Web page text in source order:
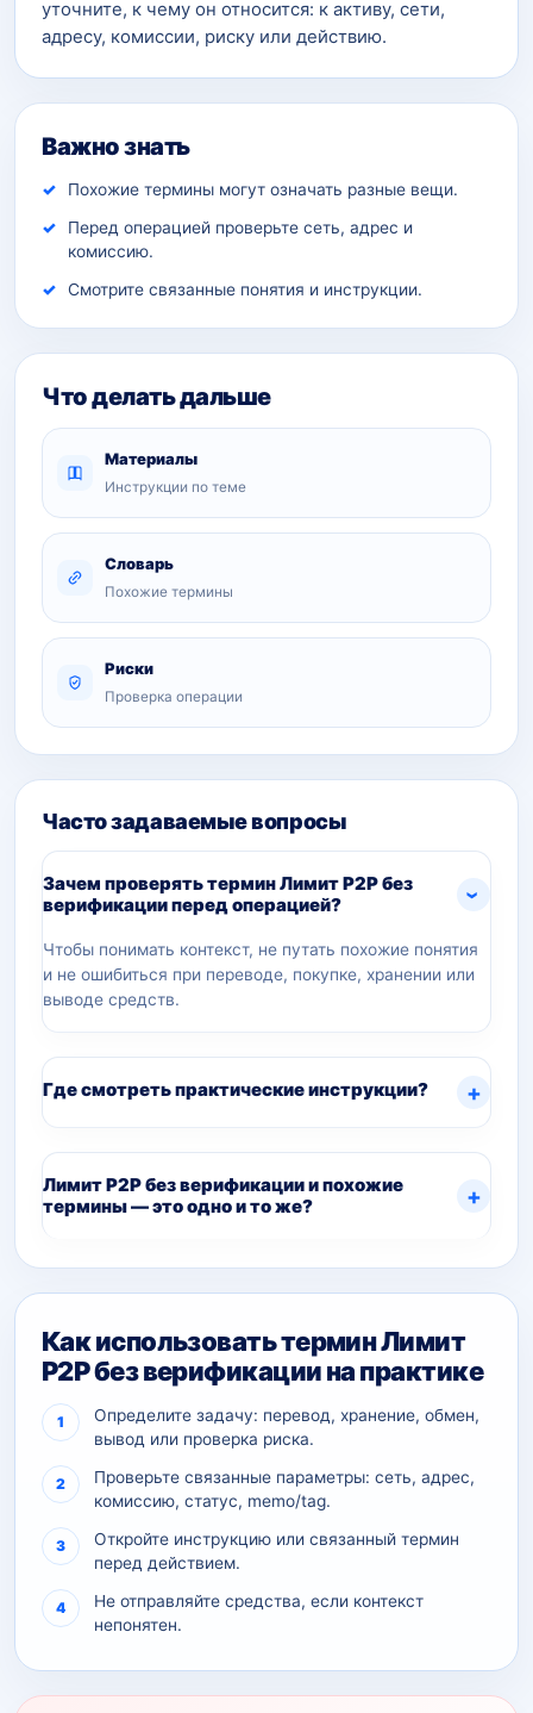
уточните, к чему он относится: к активу, сети,
адресу, комиссии, риску или действию.
Важно знать
Похожие термины могут означать разные вещи.
Перед операцией проверьте сеть, адрес и
комиссию.
Смотрите связанные понятия и инструкции.
Что делать дальше
Материалы
Инструкции по теме
Словарь
Похожие термины
Риски
Проверка операции
Часто задаваемые вопросы
Зачем проверять термин Лимит P2P без
верификации перед операцией?
Чтобы понимать контекст, не путать похожие понятия
и не ошибиться при переводе, покупке, хранении или
выводе средств.
Где смотреть практические инструкции?
Лимит P2P без верификации и похожие
термины — это одно и то же?
Как использовать термин Лимит
P2P без верификации на практике
Определите задачу: перевод, хранение, обмен,
вывод или проверка риска.
Проверьте связанные параметры: сеть, адрес,
комиссию, статус, memo/tag.
Откройте инструкцию или связанный термин
перед действием.
Не отправляйте средства, если контекст
непонятен.